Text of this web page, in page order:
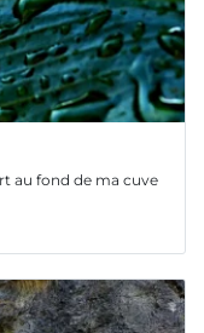
au fond de ma cuve